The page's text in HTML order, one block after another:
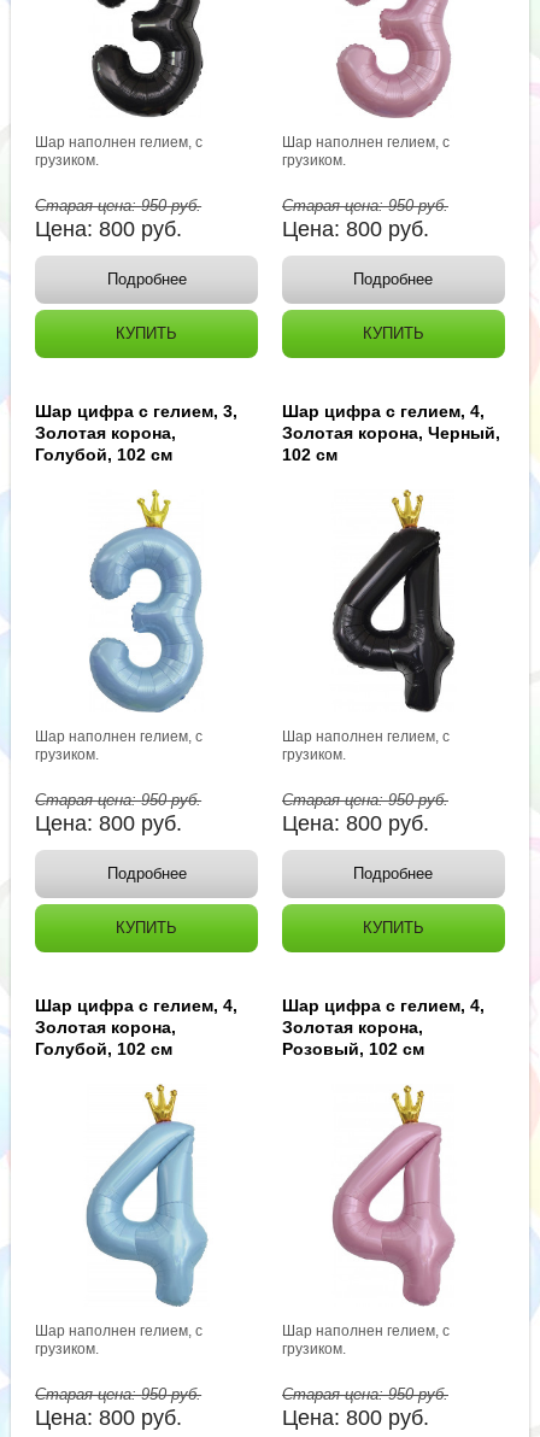
Шар наполнен гелием, с
грузиком.
Старая цена:950руб.
Цена:800 руб.
Подробнее
КУПИТЬ
Шар наполнен гелием, с
грузиком.
Старая цена:950руб.
Цена: 800 руб.
Подробнее
КУПИТЬ
Шар цифра с гелием, 3,
Золотая корона,
Голубой, 102 см
Шар наполнен гелием, с
грузиком.
Старая цена:950руб.
Цена:800 руб.
Подробнее
КУПИТЬ
Шар цифра с гелием, 4,
Золотая корона, Черный,
102 см
Шар наполнен гелием, с
грузиком.
Старая цена:950руб.
Цена: 800 руб.
Подробнее
КУПИТЬ
Шар цифра с гелием, 4,
Золотая корона,
Голубой, 102 см
Шар наполнен гелием, с
грузиком.
Старая цена:950руб.
Цена:800 руб.
Шар цифра с гелием, 4,
Золотая корона,
Розовый, 102 см
Шар наполнен гелием, с
грузиком.
Старая цена:950руб.
Цена: 800 руб.